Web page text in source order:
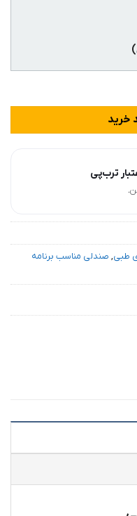
)
خرید
ترب‌پی
طبی, صندلی مناسب برنامه